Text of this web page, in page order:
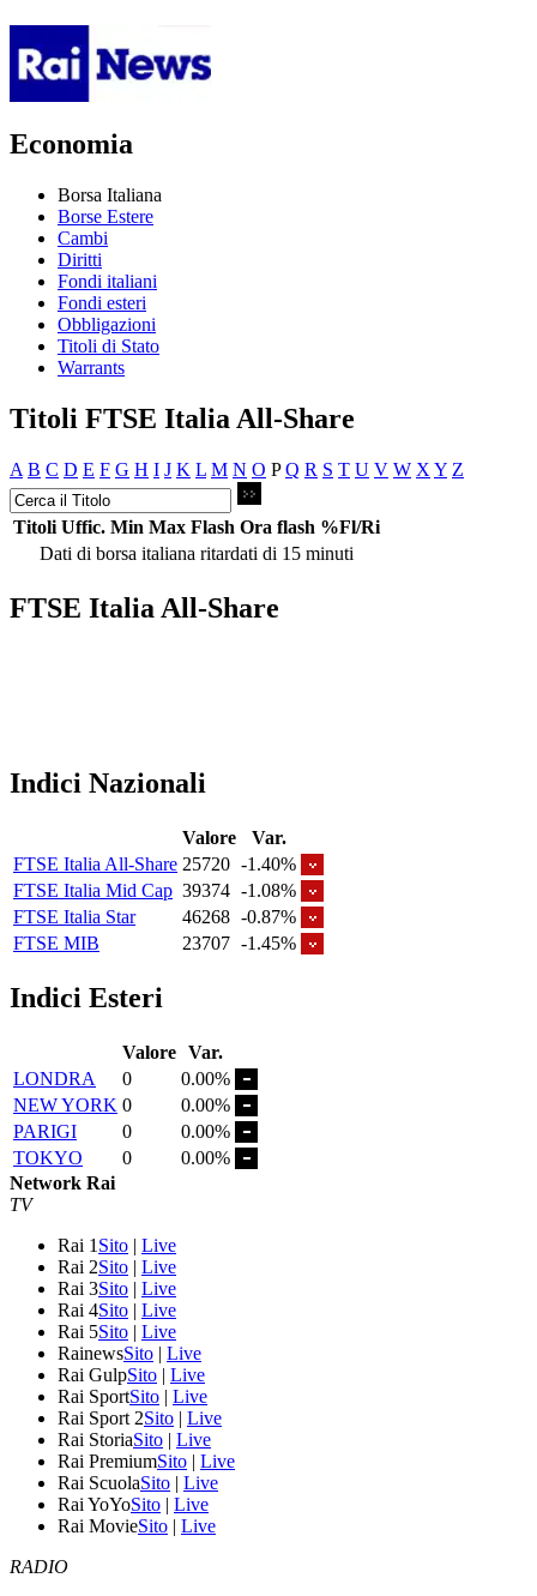
Economia
Borsa Italiana
Borse Estere
Cambi
Diritti
Fondi italiani
Fondi esteri
Obbligazioni
Titoli di Stato
Warrants
Titoli FTSE Italia All-Share
A B C D E F G H I J K L M N O PQ R S T U V W X Y Z
Titoli Uffic. Min Max Flash Ora flash %Fl/Ri
Dati di borsa italiana ritardati di 15 minuti
FTSE Italia All-Share
Indici Nazionali
Valore
Var.
FTSE Italia All-Share 25720 -1.40%
FTSE Italia Mid Cap 39374 -1.08%
FTSE Italia Star
46268 -0.87%
FTSE MIB
23707 -1.45%
Indici Esteri
Valore Var.
LONDRA
0
0.00%
NEW YORK 0
0.00%
PARIGI
0
0.00%
TOKYO
0
0.00%
Network Rai
TV
Rai 1 Sito | Live
Rai 2Sito | Live
Rai 3Sito | Live
Rai 4Sito | Live
Rai 5Sito | Live
RainewsSito | Live
Rai GulpSito | Live
Rai SportSito | Live
Rai Sport 2Sito | Live
Rai StoriaSito | Live
Rai PremiumSito | Live
Rai ScuolaSito | Live
Rai YoYoSito | Live
Rai MovieSito | Live
RADIO